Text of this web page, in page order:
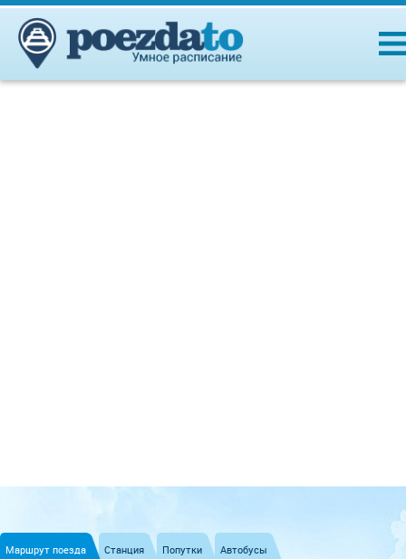
Маршрут поезда Станция Попутки Автобусы